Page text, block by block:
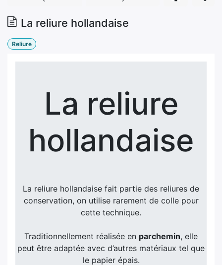
La reliure hollandaise
Reliure
La reliure
hollandaise
La reliure hollandaise fait partie des reliures de
conservation, on utilise rarement de colle pour
cette technique.
Traditionnellement réalisée en parchemin, elle
peut être adaptée avec d’autres matériaux tel que
le papier épais.